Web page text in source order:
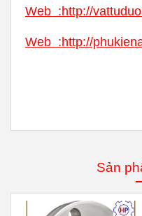
Web :http://
Web :http://
Sản